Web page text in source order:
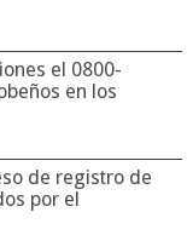
el 0800-
en los
de registro de
por el